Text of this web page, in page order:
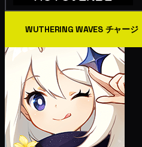
WUTHERING WAVES チャージ